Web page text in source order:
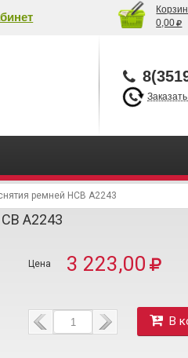
0,00
ремней HCB A2243
A2243
3 223,00
В